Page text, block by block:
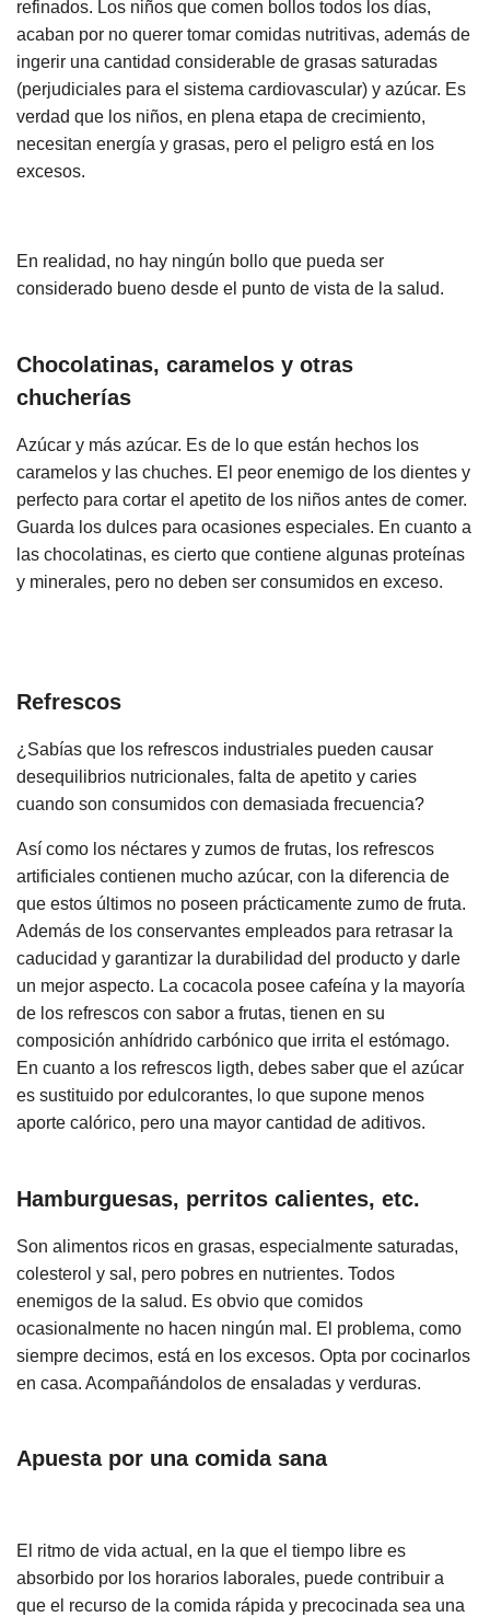
refinados. Los niños que comen bollos todos los días,
acaban por no querer tomar comidas nutritivas, además de
ingerir una cantidad considerable de grasas saturadas
(perjudiciales para el sistema cardiovascular) y azúcar. Es
verdad que los niños, en plena etapa de crecimiento,
necesitan energía y grasas, pero el peligro está en los
excesos.
En realidad, no hay ningún bollo que pueda ser
considerado bueno desde el punto de vista de la salud.
Chocolatinas, caramelos y otras
chucherías
Azúcar y más azúcar. Es de lo que están hechos los
caramelos y las chuches. El peor enemigo de los dientes y
perfecto para cortar el apetito de los niños antes de comer.
Guarda los dulces para ocasiones especiales. En cuanto a
las chocolatinas, es cierto que contiene algunas proteínas
y minerales, pero no deben ser consumidos en exceso.
Refrescos
¿Sabías que los refrescos industriales pueden causar
desequilibrios nutricionales, falta de apetito y caries
cuando son consumidos con demasiada frecuencia?
Así como los néctares y zumos de frutas, los refrescos
artificiales contienen mucho azúcar, con la diferencia de
que estos últimos no poseen prácticamente zumo de fruta.
Además de los conservantes empleados para retrasar la
caducidad y garantizar la durabilidad del producto y darle
un mejor aspecto. La cocacola posee cafeína y la mayoría
de los refrescos con sabor a frutas, tienen en su
composición anhídrido carbónico que irrita el estómago.
En cuanto a los refrescos ligth, debes saber que el azúcar
es sustituido por edulcorantes, lo que supone menos
aporte calórico, pero una mayor cantidad de aditivos.
Hamburguesas, perritos calientes, etc.
Son alimentos ricos en grasas, especialmente saturadas,
colesterol y sal, pero pobres en nutrientes. Todos
enemigos de la salud. Es obvio que comidos
ocasionalmente no hacen ningún mal. El problema, como
siempre decimos, está en los excesos. Opta por cocinarlos
en casa. Acompañándolos de ensaladas y verduras.
Apuesta por una comida sana
El ritmo de vida actual, en la que el tiempo libre es
absorbido por los horarios laborales, puede contribuir a
que el recurso de la comida rápida y precocinada sea una